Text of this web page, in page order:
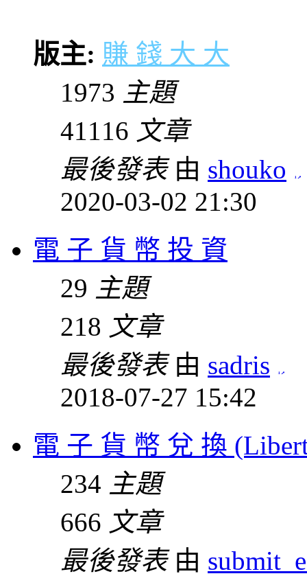
版主: 賺 錢 大 大
1973 主題
41116 文章
最後發表由 shouko
2020-03-02 21:30
電 子 貨 幣 投 資
29 主題
218 文章
最後發表由 sadris
2018-07-27 15:42
電 子 貨 幣 兌 換
234 主題
666 文章
最後發表由